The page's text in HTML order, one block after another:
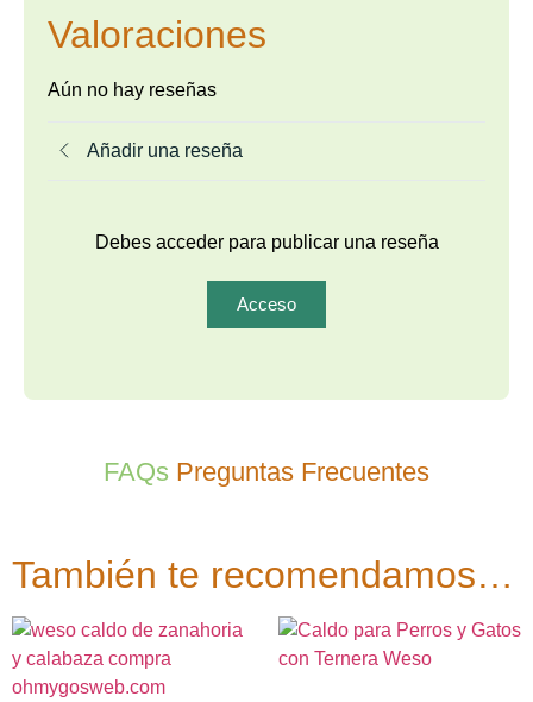
Valoraciones
Aún no hay reseñas
Añadir una reseña
Debes acceder para publicar una reseña
Acceso
FAQs Preguntas Frecuentes
También te recomendamos…